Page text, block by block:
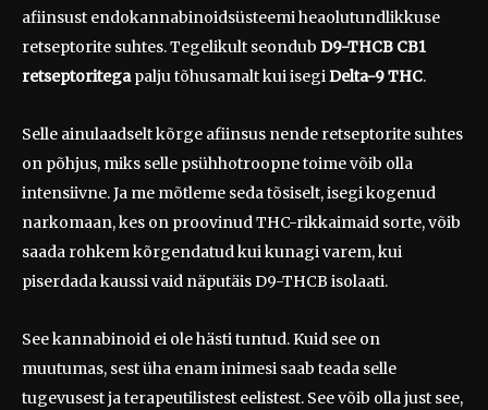
afiinsust endokannabinoidsüsteemi heaolutundlikkuse
retseptorite suhtes. Tegelikult seondub D9-THCB CB1
retseptoritegapalju tõhusamalt kui isegiDelta-9 THC.
Selle ainulaadselt kõrge afiinsus nende retseptorite suhtes
on põhjus, miks selle psühhotroopne toime võib olla
intensiivne. Ja me mõtleme seda tõsiselt, isegi kogenud
narkomaan, kes on proovinud THC-rikkaimaid sorte, võib
saada rohkem kõrgendatud kui kunagi varem, kui
piserdada kaussi vaid näputäis D9-THCB isolaati.
See kannabinoid ei ole hästi tuntud. Kuid see on
muutumas, sest üha enam inimesi saab teada selle
tugevusest ja terapeutilistest eelistest. See võib olla just see,